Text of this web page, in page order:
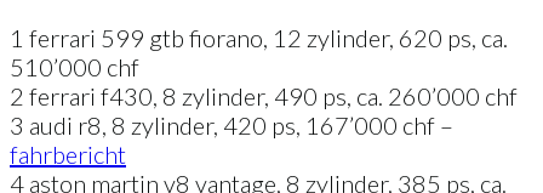
1 ferrari 599 gtb fiorano, 12 zylinder, 620 ps, ca.
510’000 chf
2 ferrari f430, 8 zylinder, 490 ps, ca. 260’000 chf
3 audi r8, 8 zylinder, 420 ps, 167’000 chf –
fahrbericht
4 aston martin v8 vantage, 8 zylinder, 385 ps, ca.